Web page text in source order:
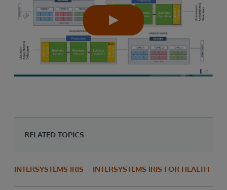
RELATED TOPICS
INTERSYSTEMS IRIS INTERSYSTEMS IRIS FOR HEALTH